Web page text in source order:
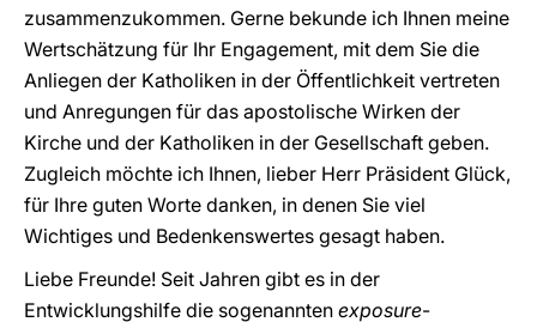
zusammenzukommen. Gerne bekunde ich Ihnen meine
Wertschätzung für Ihr Engagement, mit dem Sie die
Anliegen der Katholiken in der Öffentlichkeit vertreten
und Anregungen für das apostolische Wirken der
Kirche und der Katholiken in der Gesellschaft geben.
Zugleich möchte ich Ihnen, lieber Herr Präsident Glück,
für Ihre guten Worte danken, in denen Sie viel
Wichtiges und Bedenkenswertes gesagt haben.
Liebe Freunde! Seit Jahren gibt es in der
Entwicklungshilfe die sogenannten exposure-